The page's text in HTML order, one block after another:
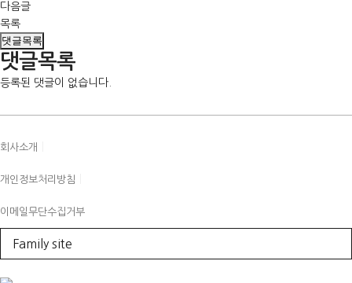
다음글
목록
댓글목록
댓글목록
등록된 댓글이 없습니다.
회사소개
개인정보처리방침
이메일무단수집거부
Family site